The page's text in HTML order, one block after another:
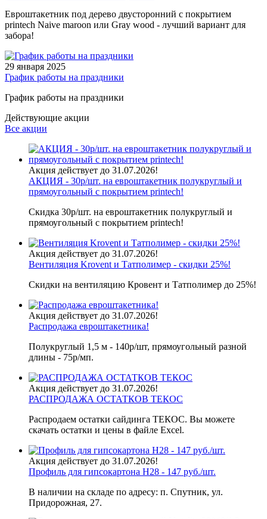
Евроштакетник под дерево двусторонний с покрытием
printech Naive maroon или Gray wood - лучший вариант для
забора!
29 января 2025
График работы на праздники
График работы на праздники
Действующие акции
Все акции
Акция действует до 31.07.2026!
АКЦИЯ - 30р/шт. на евроштакетник полукруглый и
прямоугольный с покрытием printech!
Скидка 30р/шт. на евроштакетник полукруглый и
прямоугольный с покрытием printech!
Акция действует до 31.07.2026!
Вентиляция Krovent и Татполимер - скидки 25%!
Скидки на вентиляцию Кровент и Татполимер до 25%!
Акция действует до 31.07.2026!
Распродажа евроштакетника!
Полукруглый 1,5 м - 140р/шт, прямоугольный разной
длины - 75р/мп.
Акция действует до 31.07.2026!
РАСПРОДАЖА ОСТАТКОВ ТЕКОС
Распродаем остатки сайдинга ТЕКОС. Вы можете
скачать остатки и цены в файле Excel.
Акция действует до 31.07.2026!
Профиль для гипсокартона H28 - 147 руб./шт.
В наличии на складе по адресу: п. Спутник, ул.
Придорожная, 27.